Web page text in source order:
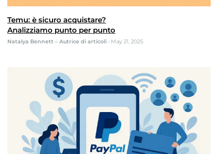
Temu: è sicuro acquistare?
Analizziamo punto per punto
Natalya Bennett – Autrice di articoli • May 21, 2025